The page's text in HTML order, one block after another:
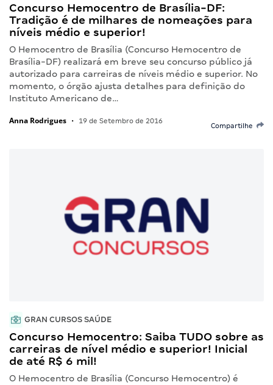
Concurso Hemocentro de Brasília-DF:
Tradição é de milhares de nomeações para
níveis médio e superior!
O Hemocentro de Brasília (Concurso Hemocentro de
Brasília-DF) realizará em breve seu concurso público já
autorizado para carreiras de níveis médio e superior. No
momento, o órgão ajusta detalhes para definição do
Instituto Americano de…
Anna Rodrigues • 19 de Setembro de 2016
Compartilhe
GRAN CURSOS SAÚDE
Concurso Hemocentro: Saiba TUDO sobre as
carreiras de nível médio e superior! Inicial
de até R$ 6 mil!
O Hemocentro de Brasília (Concurso Hemocentro) é